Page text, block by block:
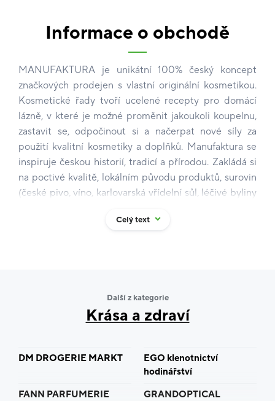
Informace o obchodě
MANUFAKTURA je unikátní 100% český koncept
značkových prodejen s vlastní originální kosmetikou.
Kosmetické řady tvoří ucelené recepty pro domácí
lázně, v které je možné proměnit jakoukoli koupelnu,
zastavit se, odpočinout si a načerpat nové síly za
použití kvalitní kosmetiky a doplňků. Manufaktura se
inspiruje českou historií, tradicí a přírodou. Zakládá si
na poctivé kvalitě, lokálním původu produktů, surovin
(české pivo, víno, karlovarská vřídelní sůl, léčivé byliny
nápaditém designu a vysokém obsahu přírodních
prostředí a je velmi aktivní v oblasti ekologie a
udržitelného rozvoje. Neustále se zamýšlí nad
Prodejny zákazníka okouzlí, překvapí a potěší
jedinečnou atmosférou a milým a vzdělaným
prodejním personálem.
Celý text
Další z kategorie
Krása a zdraví
DM DROGERIE MARKT
EGO klenotnictví
hodinářství
FANN PARFUMERIE
GRANDOPTICAL